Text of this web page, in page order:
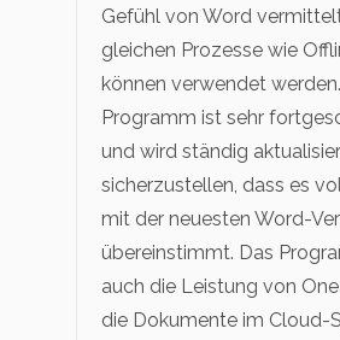
Gefühl von Word
gleichen Prozesse wie
können verwendet
Programm ist sehr
und wird ständig
sicherzustellen, dass es
mit der neuesten Word-
übereinstimmt. Das
auch die Leistung von
die Dokumente im Cloud-